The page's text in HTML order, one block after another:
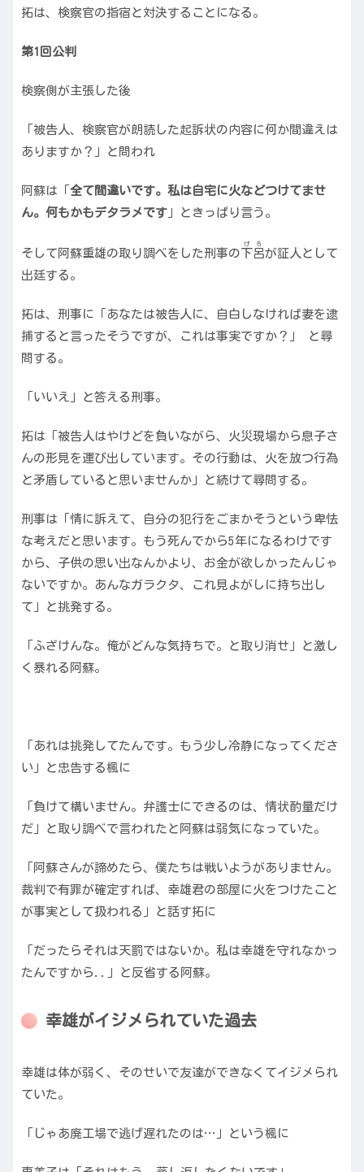
拓は、検察官の指宿と対決することになる。
第1回公判
検察側が主張した後
「被告人、検察官が朗読した起訴状の内容に何か間違えは
ありますか？」と問われ
阿蘇は「 全て間違いです。私は自宅に火などつけてませ
ん。何もかもデタラメです 」ときっぱり言う。
そして阿蘇重雄の取り調べをした刑事の下呂
げろ
が証人として
出廷する。
拓は、刑事に「あなたは被告人に、自白しなければ妻を逮
捕すると言ったそうですが、これは事実ですか？」 と尋
問する。
「いいえ」と答える刑事。
拓は「被告人はやけどを負いながら、火災現場から息子さ
んの形見を運び出しています。その行動は、火を放つ行為
と矛盾していると思いませんか」と続けて尋問する。
刑事は「情に訴えて、自分の犯行をごまかそうという卑怯
な考えだと思います。もう死んでから5年になるわけです
から、子供の思い出なんかより、お金が欲しかったんじゃ
ないですか。あんなガラクタ、これ見よがしに持ち出し
て」と挑発する。
「ふざけんな。俺がどんな気持ちで。と取り消せ」と激し
く暴れる阿蘇。
「あれは挑発してたんです。もう少し冷静になってくださ
い」と忠告する楓に
「負けて構いません。弁護士にできるのは、情状酌量だけ
だ」と取り調べで言われたと阿蘇は弱気になっていた。
「阿蘇さんが諦めたら、僕たちは戦いようがありません。
裁判で有罪が確定すれば、幸雄君の部屋に火をつけたこと
が事実として扱われる」と話す拓に
「だったらそれは天罰ではないか。私は幸雄を守れなかっ
たんですから..」と反省する阿蘇。
幸雄がイジメられていた過去
幸雄は体が弱く、そのせいで友達ができなくてイジメられ
ていた。
「じゃあ廃工場で逃げ遅れたのは…」という楓に